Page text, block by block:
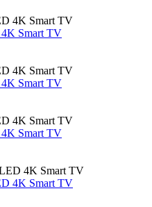
Smart TV
Smart TV
Smart TV
4K Smart TV